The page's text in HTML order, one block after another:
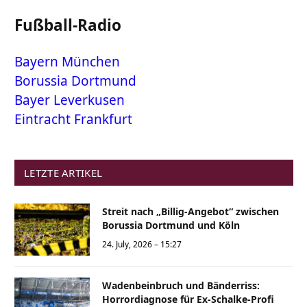
Fußball-Radio
Bayern München
Borussia Dortmund
Bayer Leverkusen
Eintracht Frankfurt
LETZTE ARTIKEL
Streit nach „Billig-Angebot“ zwischen
Borussia Dortmund und Köln
24. July, 2026 – 15:27
Wadenbeinbruch und Bänderriss:
Horrordiagnose für Ex-Schalke-Profi